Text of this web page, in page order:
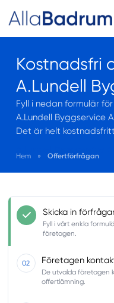
Kostnadsfri
A.Lundell
Fyll i nedan formulär
A.Lundell Byggservice
Det är helt
Hem » Offertförfrågan
Skicka in
Fyll i vårt enkla
företagen.
02 Företagen
De utvalda företagen
offertlämning.